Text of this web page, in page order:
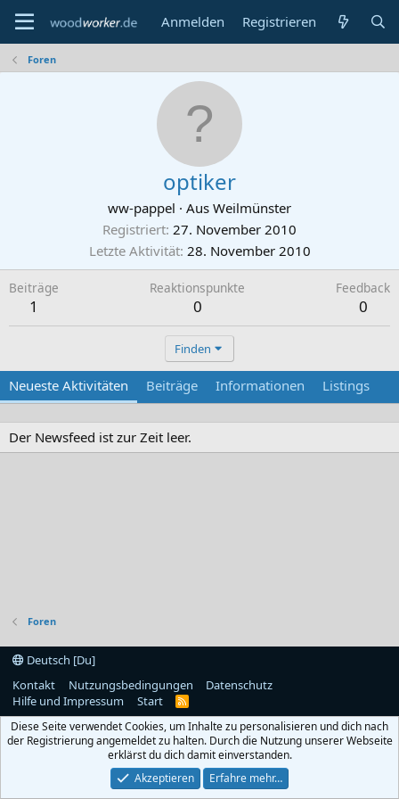
Anmelden Registrieren
Foren
optiker
ww-pappel · Aus Weilmünster
Registriert 27. November 2010
Letzte Aktivität 28. November 2010
Beiträge
1
Reaktionspunkte
0
Feedback
0
Finden
Neueste Aktivitäten Beiträge Informationen Listings
Der Newsfeed ist zur Zeit leer.
Foren
Deutsch [Du]
Kontakt
Nutzungsbedingungen
Datenschutz
Hilfe und Impressum
Start
R
S
Diese Seite verwendet Cookies, um Inhalte zu personalisieren und dich nach
der Registrierung angemeldet zu halten. Durch die Nutzung unserer Webseite
erklärst du dich damit einverstanden.
Akzeptieren
Erfahre mehr…